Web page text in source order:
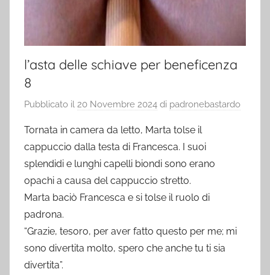
l’asta delle schiave per beneficenza
8
Pubblicato il 20 Novembre 2024 di padronebastardo
Tornata in camera da letto, Marta tolse il
cappuccio dalla testa di Francesca. I suoi
splendidi e lunghi capelli biondi sono erano
opachi a causa del cappuccio stretto.
Marta baciò Francesca e si tolse il ruolo di
padrona.
“Grazie, tesoro, per aver fatto questo per me; mi
sono divertita molto, spero che anche tu ti sia
divertita”.